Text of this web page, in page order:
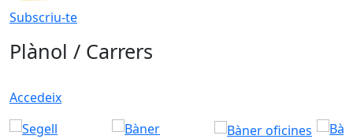
Subscriu-te
Plànol / Carrers
Accedeix